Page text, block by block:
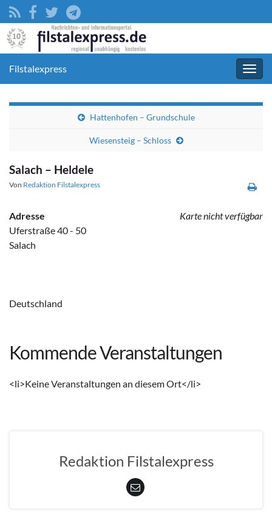
Filstalexpress
Hattenhofen – Grundschule
Wiesensteig – Schloss
Salach – Heldele
Von Redaktion Filstalexpress
Karte nicht verfügbar
Adresse
Uferstraße 40 - 50
Salach
Deutschland
Kommende Veranstaltungen
<li>Keine Veranstaltungen an diesem Ort</li>
Redaktion Filstalexpress